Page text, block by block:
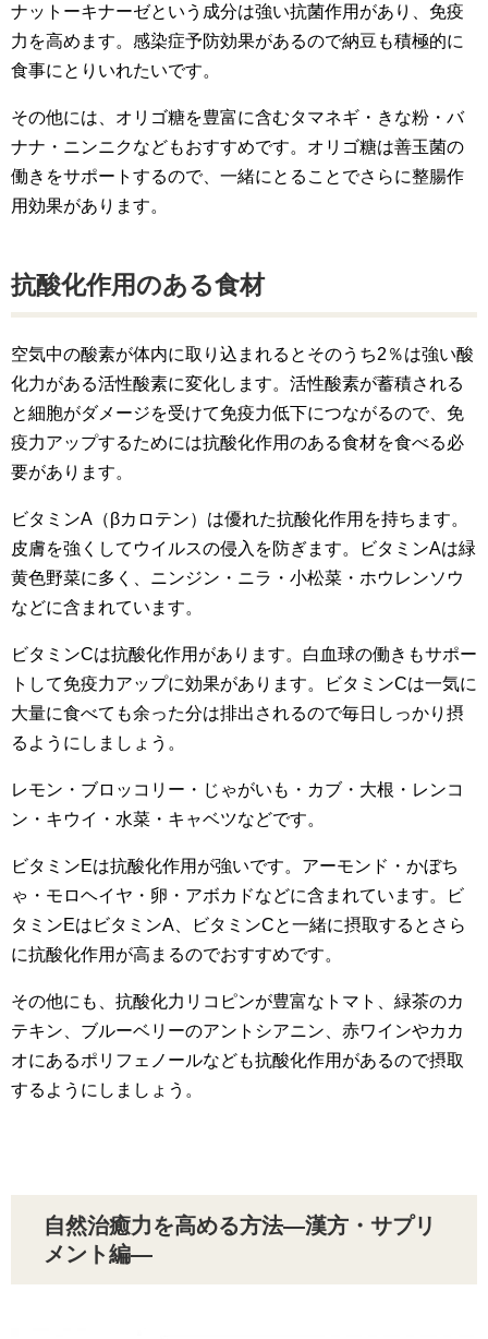
ナットーキナーゼという成分は強い抗菌作用があり、免疫
力を高めます。感染症予防効果があるので納豆も積極的に
食事にとりいれたいです。
その他には、オリゴ糖を豊富に含むタマネギ・きな粉・バ
ナナ・ニンニクなどもおすすめです。オリゴ糖は善玉菌の
働きをサポートするので、一緒にとることでさらに整腸作
用効果があります。
抗酸化作用のある食材
空気中の酸素が体内に取り込まれるとそのうち2％は強い酸
化力がある活性酸素に変化します。活性酸素が蓄積される
と細胞がダメージを受けて免疫力低下につながるので、免
疫力アップするためには抗酸化作用のある食材を食べる必
要があります。
ビタミンA（βカロテン）は優れた抗酸化作用を持ちます。
皮膚を強くしてウイルスの侵入を防ぎます。ビタミンAは緑
黄色野菜に多く、ニンジン・ニラ・小松菜・ホウレンソウ
などに含まれています。
ビタミンCは抗酸化作用があります。白血球の働きもサポー
トして免疫力アップに効果があります。ビタミンCは一気に
大量に食べても余った分は排出されるので毎日しっかり摂
るようにしましょう。
レモン・ブロッコリー・じゃがいも・カブ・大根・レンコ
ン・キウイ・水菜・キャベツなどです。
ビタミンEは抗酸化作用が強いです。アーモンド・かぼち
ゃ・モロヘイヤ・卵・アボカドなどに含まれています。ビ
タミンEはビタミンA、ビタミンCと一緒に摂取するとさら
に抗酸化作用が高まるのでおすすめです。
その他にも、抗酸化力リコピンが豊富なトマト、緑茶のカ
テキン、ブルーベリーのアントシアニン、赤ワインやカカ
オにあるポリフェノールなども抗酸化作用があるので摂取
するようにしましょう。
自然治癒力を高める方法―漢方・サプリ
メント編―